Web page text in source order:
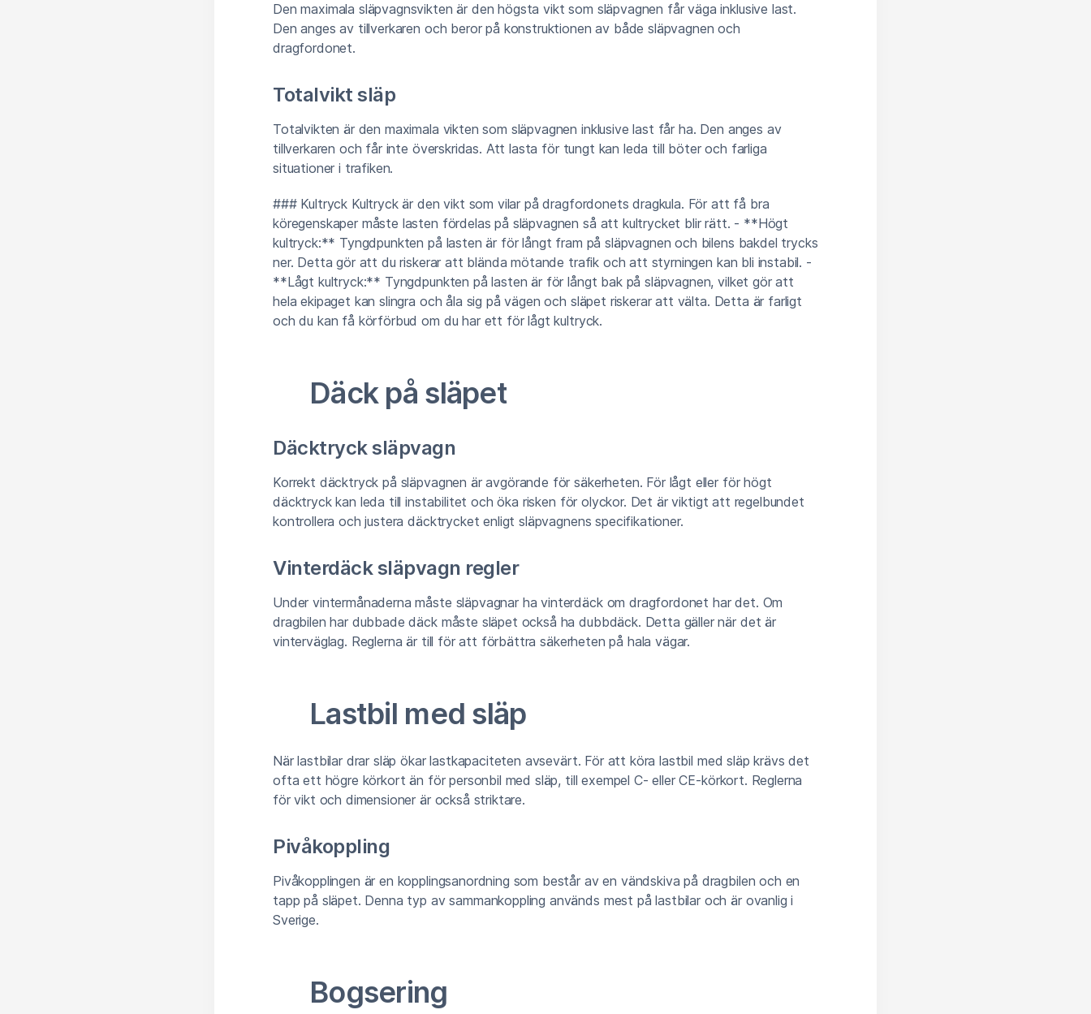
Den maximala släpvagnsvikten är den högsta vikt som släpvagnen får väga inklusive last.
Den anges av tillverkaren och beror på konstruktionen av både släpvagnen och
dragfordonet.
Totalvikt släp
Totalvikten är den maximala vikten som släpvagnen inklusive last får ha. Den anges av
tillverkaren och får inte överskridas. Att lasta för tungt kan leda till böter och farliga
situationer i trafiken.
### Kultryck Kultryck är den vikt som vilar på dragfordonets dragkula. För att få bra
köregenskaper måste lasten fördelas på släpvagnen så att kultrycket blir rätt. - **Högt
kultryck:** Tyngdpunkten på lasten är för långt fram på släpvagnen och bilens bakdel trycks
ner. Detta gör att du riskerar att blända mötande trafik och att styrningen kan bli instabil. -
**Lågt kultryck:** Tyngdpunkten på lasten är för långt bak på släpvagnen, vilket gör att
hela ekipaget kan slingra och åla sig på vägen och släpet riskerar att välta. Detta är farligt
och du kan få körförbud om du har ett för lågt kultryck.
Däck på släpet
Däcktryck släpvagn
Korrekt däcktryck på släpvagnen är avgörande för säkerheten. För lågt eller för högt
däcktryck kan leda till instabilitet och öka risken för olyckor. Det är viktigt att regelbundet
kontrollera och justera däcktrycket enligt släpvagnens specifikationer.
Vinterdäck släpvagn regler
Under vintermånaderna måste släpvagnar ha vinterdäck om dragfordonet har det. Om
dragbilen har dubbade däck måste släpet också ha dubbdäck. Detta gäller när det är
vinterväglag. Reglerna är till för att förbättra säkerheten på hala vägar.
Lastbil med släp
När lastbilar drar släp ökar lastkapaciteten avsevärt. För att köra lastbil med släp krävs det
ofta ett högre körkort än för personbil med släp, till exempel C- eller CE-körkort. Reglerna
för vikt och dimensioner är också striktare.
Pivåkoppling
Pivåkopplingen är en kopplingsanordning som består av en vändskiva på dragbilen och en
tapp på släpet. Denna typ av sammankoppling används mest på lastbilar och är ovanlig i
Sverige.
Bogsering